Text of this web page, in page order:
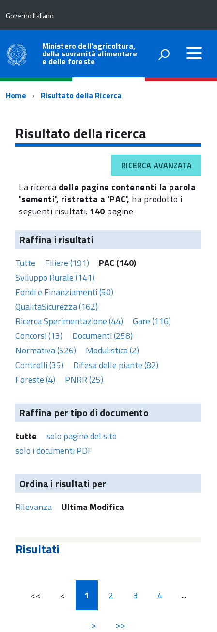
Governo Italiano
Ministero dell'agricoltura,
della sovranità alimentare
e delle foreste
Percorso
navigazione
Home Risultato della Ricerca
Risultato della ricerca
RICERCA AVANZATA
La ricerca delle pagine contenenti la parola
'sementi', ristretta a 'PAC', ha prodotto i
seguenti risultati: 140 pagine
Raffina i risultati
Tutte Filiere (191)
PAC (140)
Sviluppo Rurale (141)
Fondi e Finanziamenti (50)
QualitaSicurezza (162)
Ricerca Sperimentazione (44)
Gare (116)
Concorsi (13)
Documenti (258)
Normativa (526)
Modulistica (2)
Controlli (35)
Difesa delle piante (82)
Foreste (4)
PNRR (25)
Raffina per tipo di documento
tutte
solo pagine del sito
solo i documenti PDF
Ordina i risultati per
Rilevanza Ultima Modifica
Risultati
<< < 1 2 3 4 ...
> >>